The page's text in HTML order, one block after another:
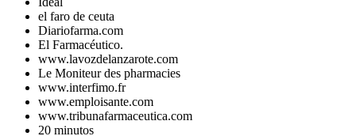
el faro de ceuta
Diariofarma.com
El Farmacéutico.
www.lavozdelanzarote.com
Le Moniteur des pharmacies
www.interfimo.fr
www.emploisante.com
www.tribunafarmaceutica.com
20 minutos